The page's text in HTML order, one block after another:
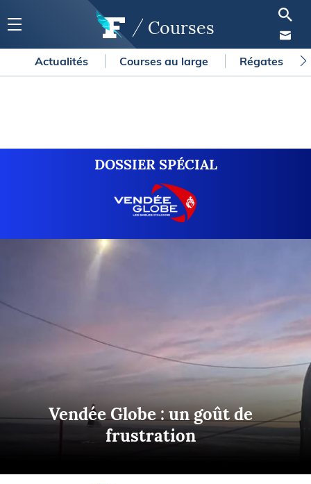
Courses
Actualités Courses au large Régates
DOSSIER SPÉCIAL
Vendée Globe : un goût de
frustration